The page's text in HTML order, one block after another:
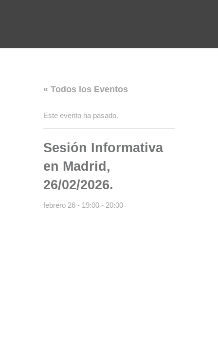
« Todos los Eventos
Este evento ha pasado.
Sesión Informativa
en Madrid,
26/02/2026.
febrero 26 - 19:00 - 20:00